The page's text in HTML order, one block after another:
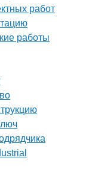
работ
работы